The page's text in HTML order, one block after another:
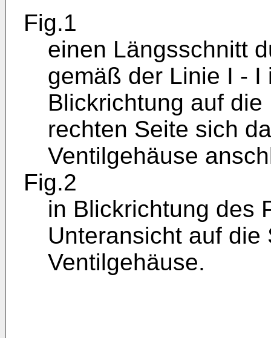
Fig.1
einen Längsschnitt
gemäß der Linie I - I
Blickrichtung auf
rechten Seite sich
Ventilgehäuse
Fig.2
in Blickrichtung des
Unteransicht auf
Ventilgehäuse.